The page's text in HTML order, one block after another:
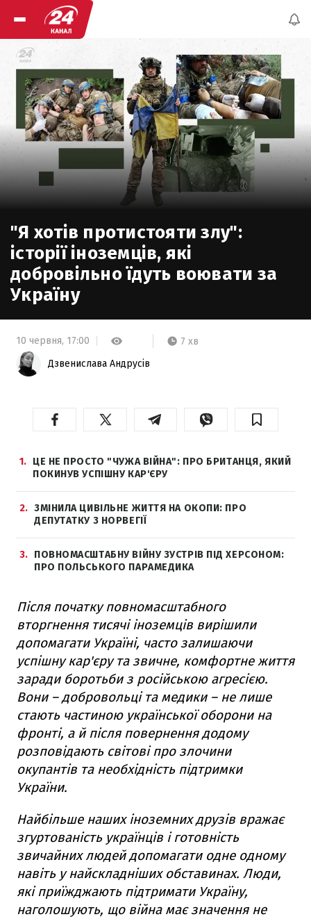
"Я хотів протистояти злу":
історії іноземців, які
добровільно їдуть воювати за
Україну
10 червня, 17:00
7 хв
Дзвенислава Андрусів
1
ЦЕ НЕ ПРОСТО "ЧУЖА ВІЙНА": ПРО БРИТАНЦЯ, ЯКИЙ
ПОКИНУВ УСПІШНУ КАР'ЄРУ
2
ЗМІНИЛА ЦИВІЛЬНЕ ЖИТТЯ НА ОКОПИ: ПРО
ДЕПУТАТКУ З НОРВЕГІЇ
3
ПОВНОМАСШТАБНУ ВІЙНУ ЗУСТРІВ ПІД ХЕРСОНОМ:
ПРО ПОЛЬСЬКОГО ПАРАМЕДИКА
Після початку повномасштабного
вторгнення тисячі іноземців вирішили
допомагати Україні, часто залишаючи
успішну кар'єру та звичне, комфортне життя
заради боротьби з російською агресією.
Вони – добровольці та медики – не лише
стають частиною української оборони на
фронті, а й після повернення додому
розповідають світові про злочини
окупантів та необхідність підтримки
України.
Найбільше наших іноземних друзів вражає
згуртованість українців і готовність
звичайних людей допомагати одне одному
навіть у найскладніших обставинах. Люди,
які приїжджають підтримати Україну,
наголошують, що війна має значення не